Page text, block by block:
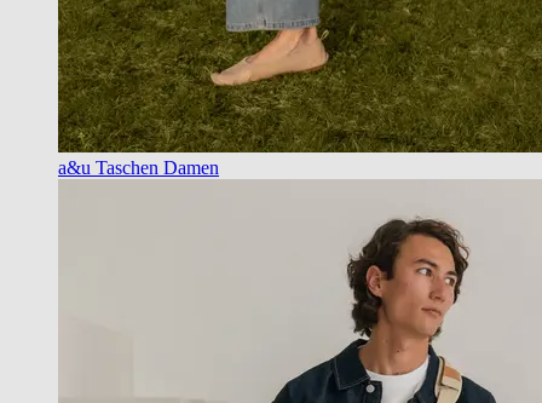
a&u Taschen Damen